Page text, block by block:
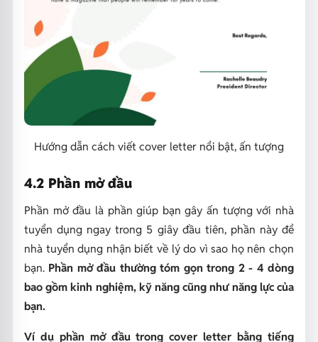
Hướng dẫn cách viết cover letter nổi bật, ấn tượng
4.2 Phần mở đầu
Phần mở đầu là phần giúp bạn gây ấn tượng với nhà
tuyển dụng ngay trong 5 giây đầu tiên, phần này để
nhà tuyển dụng nhận biết về lý do vì sao họ nên chọn
bạn. Phần mở đầu thường tóm gọn trong 2 - 4 dòng
bao gồm kinh nghiệm, kỹ năng cũng như năng lực của
bạn.
Ví dụ phần mở đầu trong cover letter bằng tiếng